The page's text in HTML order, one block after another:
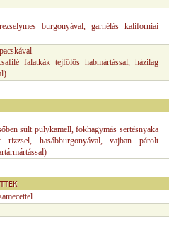
burgonyával, garnélás kaliforniai
falatkák tejfölös habmártással, házilag
sült pulykamell, fokhagymás sertésnyaka
hasábburgonyával, vajban párolt